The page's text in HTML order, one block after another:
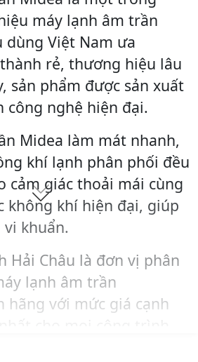
máy lạnh âm trần
Việt Nam ưa
rẻ, thương hiệu lâu
sản phẩm được sản xuất
công nghệ hiện đại.
Midea làm mát nhanh,
khí lạnh phân phối đều
cảm giác thoải mái cùng
không khí hiện đại, giúp
khuẩn.
Hải Châu là đơn vị phân
lạnh âm trần
hãng với mức giá cạnh